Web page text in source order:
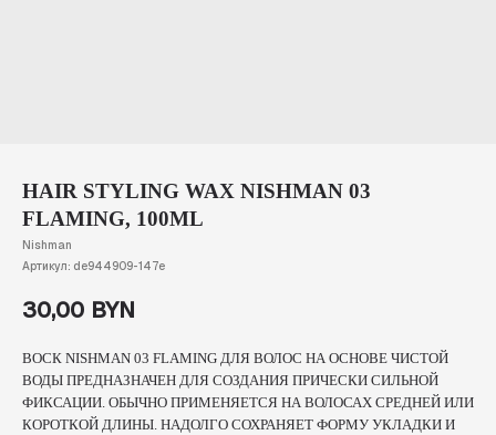
HAIR STYLING WAX NISHMAN 03
FLAMING, 100ML
Nishman
Артикул: de944909-147e
30,00 BYN
ВОСК NISHMAN 03 FLAMING ДЛЯ ВОЛОС НА ОСНОВЕ ЧИСТОЙ
ВОДЫ ПРЕДНАЗНАЧЕН ДЛЯ СОЗДАНИЯ ПРИЧЕСКИ СИЛЬНОЙ
ФИКСАЦИИ. ОБЫЧНО ПРИМЕНЯЕТСЯ НА ВОЛОСАХ СРЕДНЕЙ ИЛИ
КОРОТКОЙ ДЛИНЫ. НАДОЛГО СОХРАНЯЕТ ФОРМУ УКЛАДКИ И